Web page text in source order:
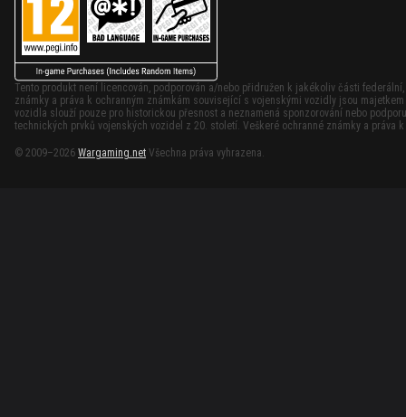
Tento produkt není licencován, podporován a/nebo přidružen k jakékoliv části
známky a práva k ochranným známkám související s vojenskými vozidly jsou
vozidla slouží pouze pro historickou přesnost a neznamená sponzorování nebo
technických prvků vojenských vozidel z 20. století. Veškeré ochranné známky a
© 2009–2026 Wargaming.net Všechna práva vyhrazena.